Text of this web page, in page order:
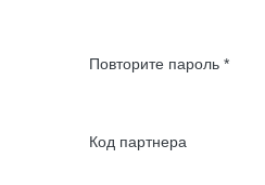
Повторите пароль *
Код партнера